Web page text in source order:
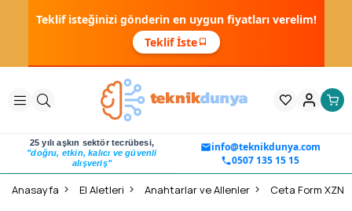
Teklif isteğinizi gönderin en uygun fiyatları verelim!
Teklif İste
25 yılı aşkın sektör tecrübesi,
"doğru, etkin, kalıcı ve güvenli
alışveriş"
info@teknikdunya.com
0507 135 15 15
Anasayfa El Aletleri Anahtarlar ve Allenler Ceta Form XZN